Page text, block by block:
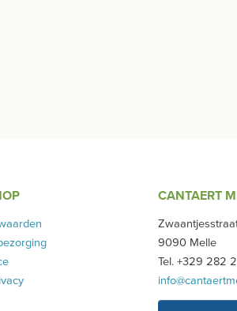
CANTAERT
9090 Melle
Tel. +329 282